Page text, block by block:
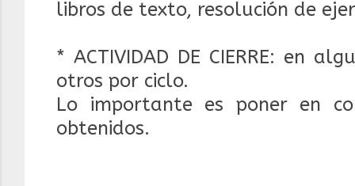
libros de texto, resolución de
* ACTIVIDAD DE CIERRE: en
otros por ciclo.
Lo importante es poner en
obtenidos.